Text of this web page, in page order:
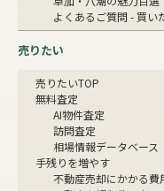
よくあるご質問 - 買い
売りたい
売りたいTOP
無料査定
AI物件査定
訪問査定
相場情報データベース
手残りを増やす
不動産売却にかかる費